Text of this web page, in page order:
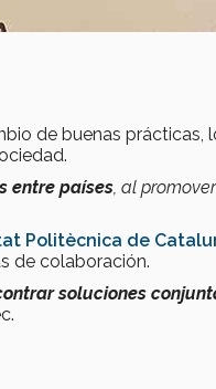
de buenas prácticas,
entre países , al
Politècnica de
de colaboración.
soluciones